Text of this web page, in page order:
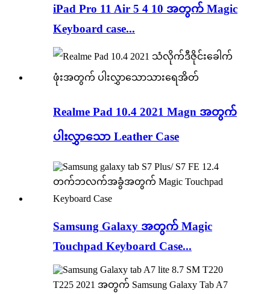
iPad Pro 11 Air 5 4 10 အတွက် Magic
Keyboard case...
Realme Pad 10.4 2021 Magn အတွက်
ပါးလွှာသော Leather Case
Samsung Galaxy အတွက် Magic
Touchpad Keyboard Case...